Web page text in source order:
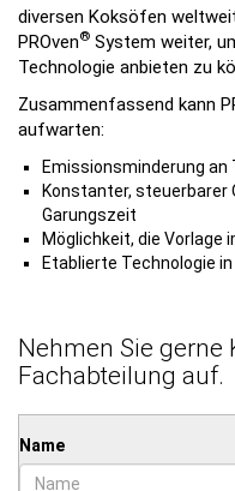
diversen Koksöfen
PROven® System weiter,
Technologie anbieten zu
Zusammenfassend kann
aufwarten:
Emissionsminderung an
Konstanter, steuerbarer
Garungszeit
Möglichkeit, die Vorlage
Etablierte Technologie
Nehmen Sie gerne
Fachabteilung auf.
Name